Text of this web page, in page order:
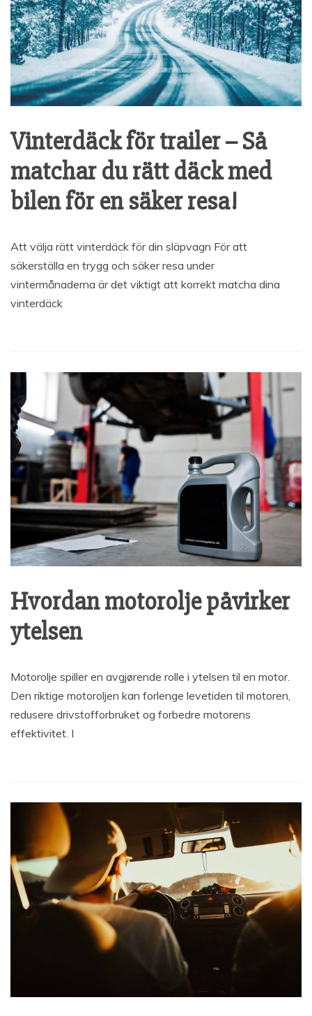
Vinterdäck för trailer – Så
matchar du rätt däck med
bilen för en säker resa!
Att välja rätt vinterdäck för din släpvagn För att
säkerställa en trygg och säker resa under
vintermånaderna är det viktigt att korrekt matcha dina
vinterdäck
Hvordan motorolje påvirker
ytelsen
Motorolje spiller en avgjørende rolle i ytelsen til en motor.
Den riktige motoroljen kan forlenge levetiden til motoren,
redusere drivstofforbruket og forbedre motorens
effektivitet. I